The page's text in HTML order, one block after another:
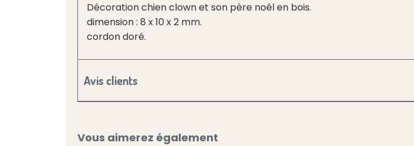
Décoration chien clown et son père noêl en bois.
dimension : 8 x 10 x 2 mm.
cordon doré.
Avis clients
Vous aimerez également